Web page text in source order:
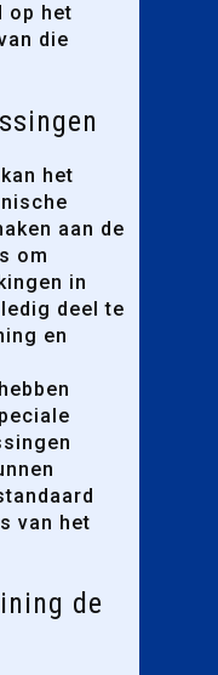
op het
die
het
aan de
om
in
deel te
en
van het
de